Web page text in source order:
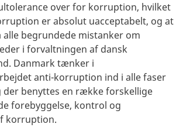
over for korruption, hvilket
er absolut uacceptabelt, og at
alle begrundede mistanker om
i forvaltningen af dansk
Danmark tænker i
anti-korruption ind i alle faser
der benyttes en række forskellige
forebyggelse, kontrol og
korruption.